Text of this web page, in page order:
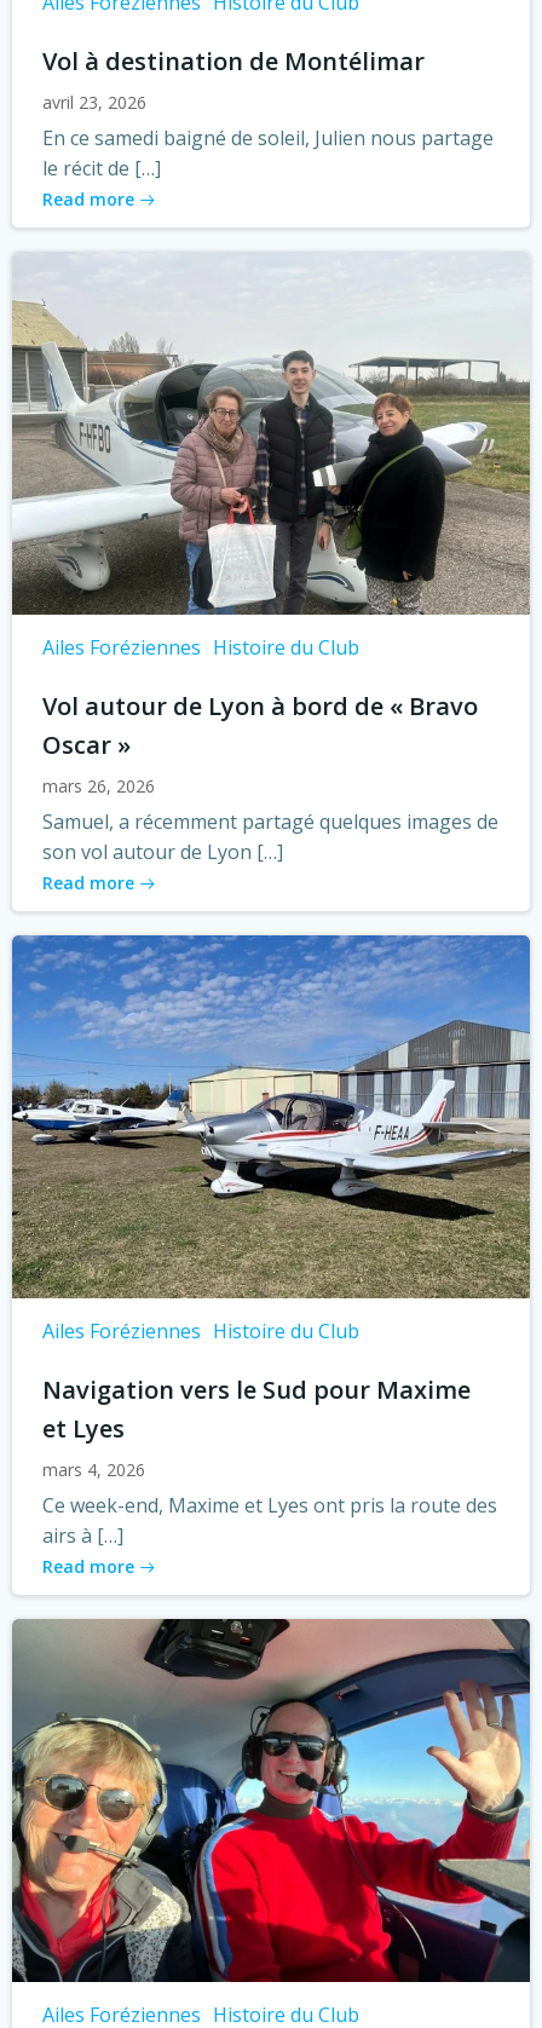
Vol à destination de Montélimar
avril 23, 2026
En ce samedi baigné de soleil, Julien nous partage
le récit de […]
Read more
Ailes Foréziennes Histoire du Club
Vol autour de Lyon à bord de « Bravo
Oscar »
mars 26, 2026
Samuel, a récemment partagé quelques images de
son vol autour de Lyon […]
Read more
Ailes Foréziennes Histoire du Club
Navigation vers le Sud pour Maxime
et Lyes
mars 4, 2026
Ce week-end, Maxime et Lyes ont pris la route des
airs à […]
Read more
Ailes Foréziennes Histoire du Club